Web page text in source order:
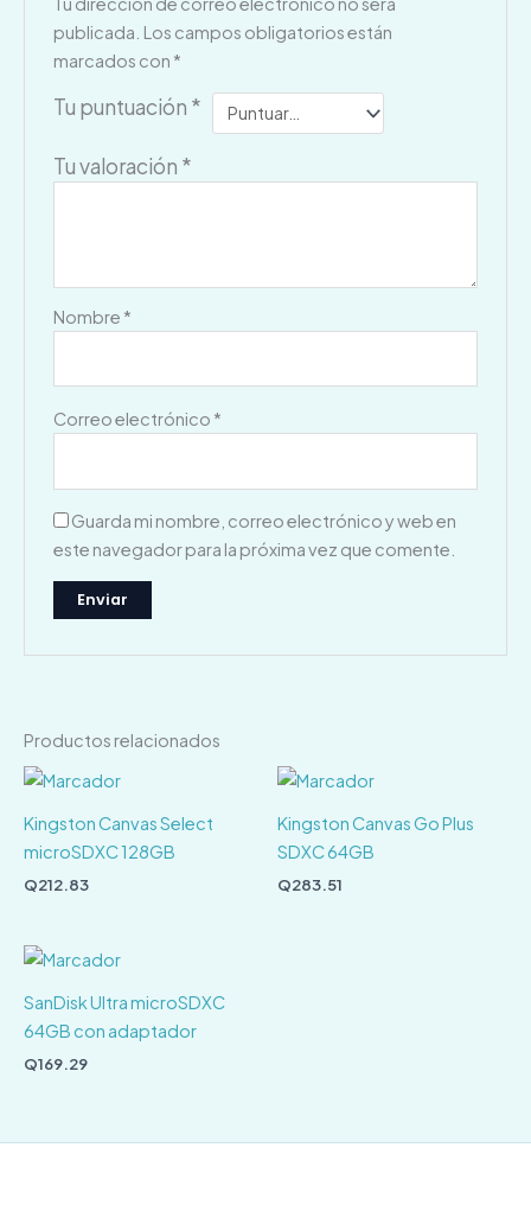
publicada. Los campos obligatorios están
marcados con *
Tu puntuación *
Tu valoración *
Nombre *
Correo electrónico *
Guarda mi nombre, correo electrónico y web en
este navegador para la próxima vez que comente.
Productos relacionados
Kingston Canvas Select
microSDXC 128GB
Q212.83
Kingston Canvas Go Plus
SDXC 64GB
Q283.51
SanDisk Ultra microSDXC
64GB con adaptador
Q169.29